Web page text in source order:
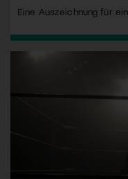
Eine Auszeichnung für